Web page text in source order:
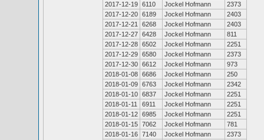
2017-12-19 6110 Jockel Hofmann
2373
2017-12-20 6189 Jockel Hofmann
2403
2017-12-21
6268 Jockel Hofmann
2403
2017-12-27 6428 Jockel Hofmann
811
2017-12-28 6502 Jockel Hofmann
2251
2017-12-29 6580 Jockel Hofmann
2373
2017-12-30 6612 Jockel Hofmann
973
2018-01-08 6686 Jockel Hofmann
250
2018-01-09 6763 Jockel Hofmann
2342
2018-01-10 6837 Jockel Hofmann
2251
2018-01-11
6911 Jockel Hofmann
2251
2018-01-12 6985 Jockel Hofmann
2251
2018-01-15 7062 Jockel Hofmann
781
2018-01-16 7140 Jockel Hofmann
2373